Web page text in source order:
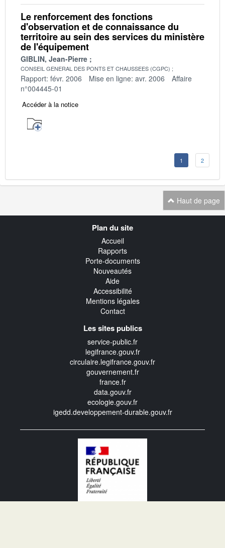
Le renforcement des fonctions
d'observation et de connaissance du
territoire au sein des services du ministère
de l'équipement
GIBLIN, Jean-Pierre
CONSEIL GENERAL DES PONTS ET CHAUSSEES (CGPC)
Rapport: févr. 2006 Mise en ligne: avr. 2006
Affaire
n°004445-01
Accéder à la notice
1 2
Haut de page
Plan du site
Accueil
Rapports
Porte-documents
Nouveautés
Aide
Accessibilité
Mentions légales
Contact
Les sites publics
service-public.fr
legifrance.gouv.fr
circulaire.legifrance.gouv.fr
gouvernement.fr
france.fr
data.gouv.fr
ecologie.gouv.fr
igedd.developpement-durable.gouv.fr